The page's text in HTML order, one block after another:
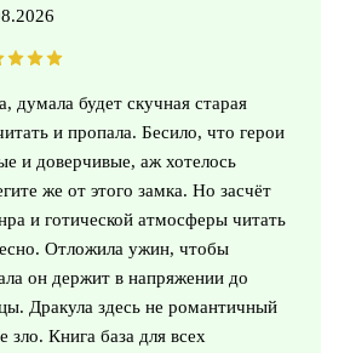
думала будет скучная старая
и пропала. Бесило, что герои
и доверчивые, аж хотелось
же от этого замка. Но засчёт
и готической атмосферы читать
Отложила ужин, чтобы
он держит в напряжении до
Дракула здесь не романтичный
зло. Книга база для всех